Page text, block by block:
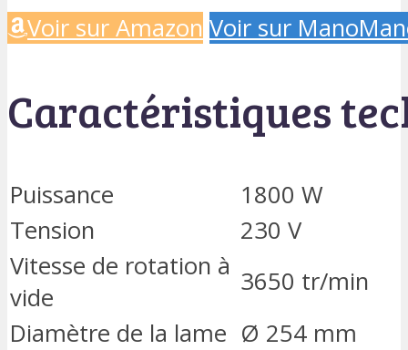
Voir sur Amazon Voir sur
Caractéristiques
Puissance
1800 W
Tension
230 V
Vitesse de rotation à
vide
3650 tr/min
Diamètre de la lame Ø 254 mm